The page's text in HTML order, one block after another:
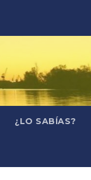
¿LO SABÍAS?